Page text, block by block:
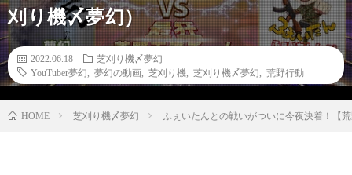
刈り機〆夢幻）
2022.06.18
芝刈り機〆夢幻
YouTuber夢幻
夢幻の動画 芝刈り機 芝刈り機〆夢幻 荒野行動
HOME 芝刈り機〆夢幻 ふぇいたんとの戦いがついに今夜決着！【